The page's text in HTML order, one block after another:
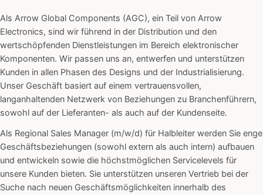
Als Arrow Global Components (AGC), ein Teil von Arrow
Electronics, sind wir führend in der Distribution und den
wertschöpfenden Dienstleistungen im Bereich elektronischer
Komponenten. Wir passen uns an, entwerfen und unterstützen
Kunden in allen Phasen des Designs und der Industrialisierung.
Unser Geschäft basiert auf einem vertrauensvollen,
langanhaltenden Netzwerk von Beziehungen zu Branchenführern,
sowohl auf der Lieferanten- als auch auf der Kundenseite.
Als Regional Sales Manager (m/w/d) für Halbleiter werden Sie enge
Geschäftsbeziehungen (sowohl extern als auch intern) aufbauen
und entwickeln sowie die höchstmöglichen Servicelevels für
unsere Kunden bieten. Sie unterstützen unseren Vertrieb bei der
Suche nach neuen Geschäftsmöglichkeiten innerhalb des